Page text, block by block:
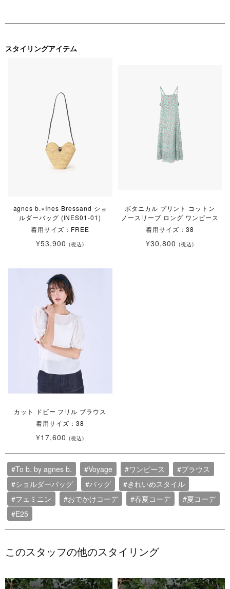
スタイリングアイテム
agnes b.×Ines Bressand ショ
ルダーバッグ (INES01-01)
着用サイズ：FREE
¥53,900 (税込)
ボタニカル プリント コットン
ノースリーブ ロング ワンピース
着用サイズ：38
¥30,800 (税込)
カット ドビー フリル ブラウス
着用サイズ：38
¥17,600 (税込)
#To b. by agnes b. #Voyage #ワンピース
#ブラウス
#ショルダーバッグ
#バッグ
#きれいめスタイル
#フェミニン
#おでかけコーデ #春夏コーデ
#夏コーデ
#E25
このスタッフの他のスタイリング